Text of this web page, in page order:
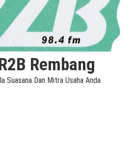
Rembang
Suasana Dan Mitra Usaha Anda